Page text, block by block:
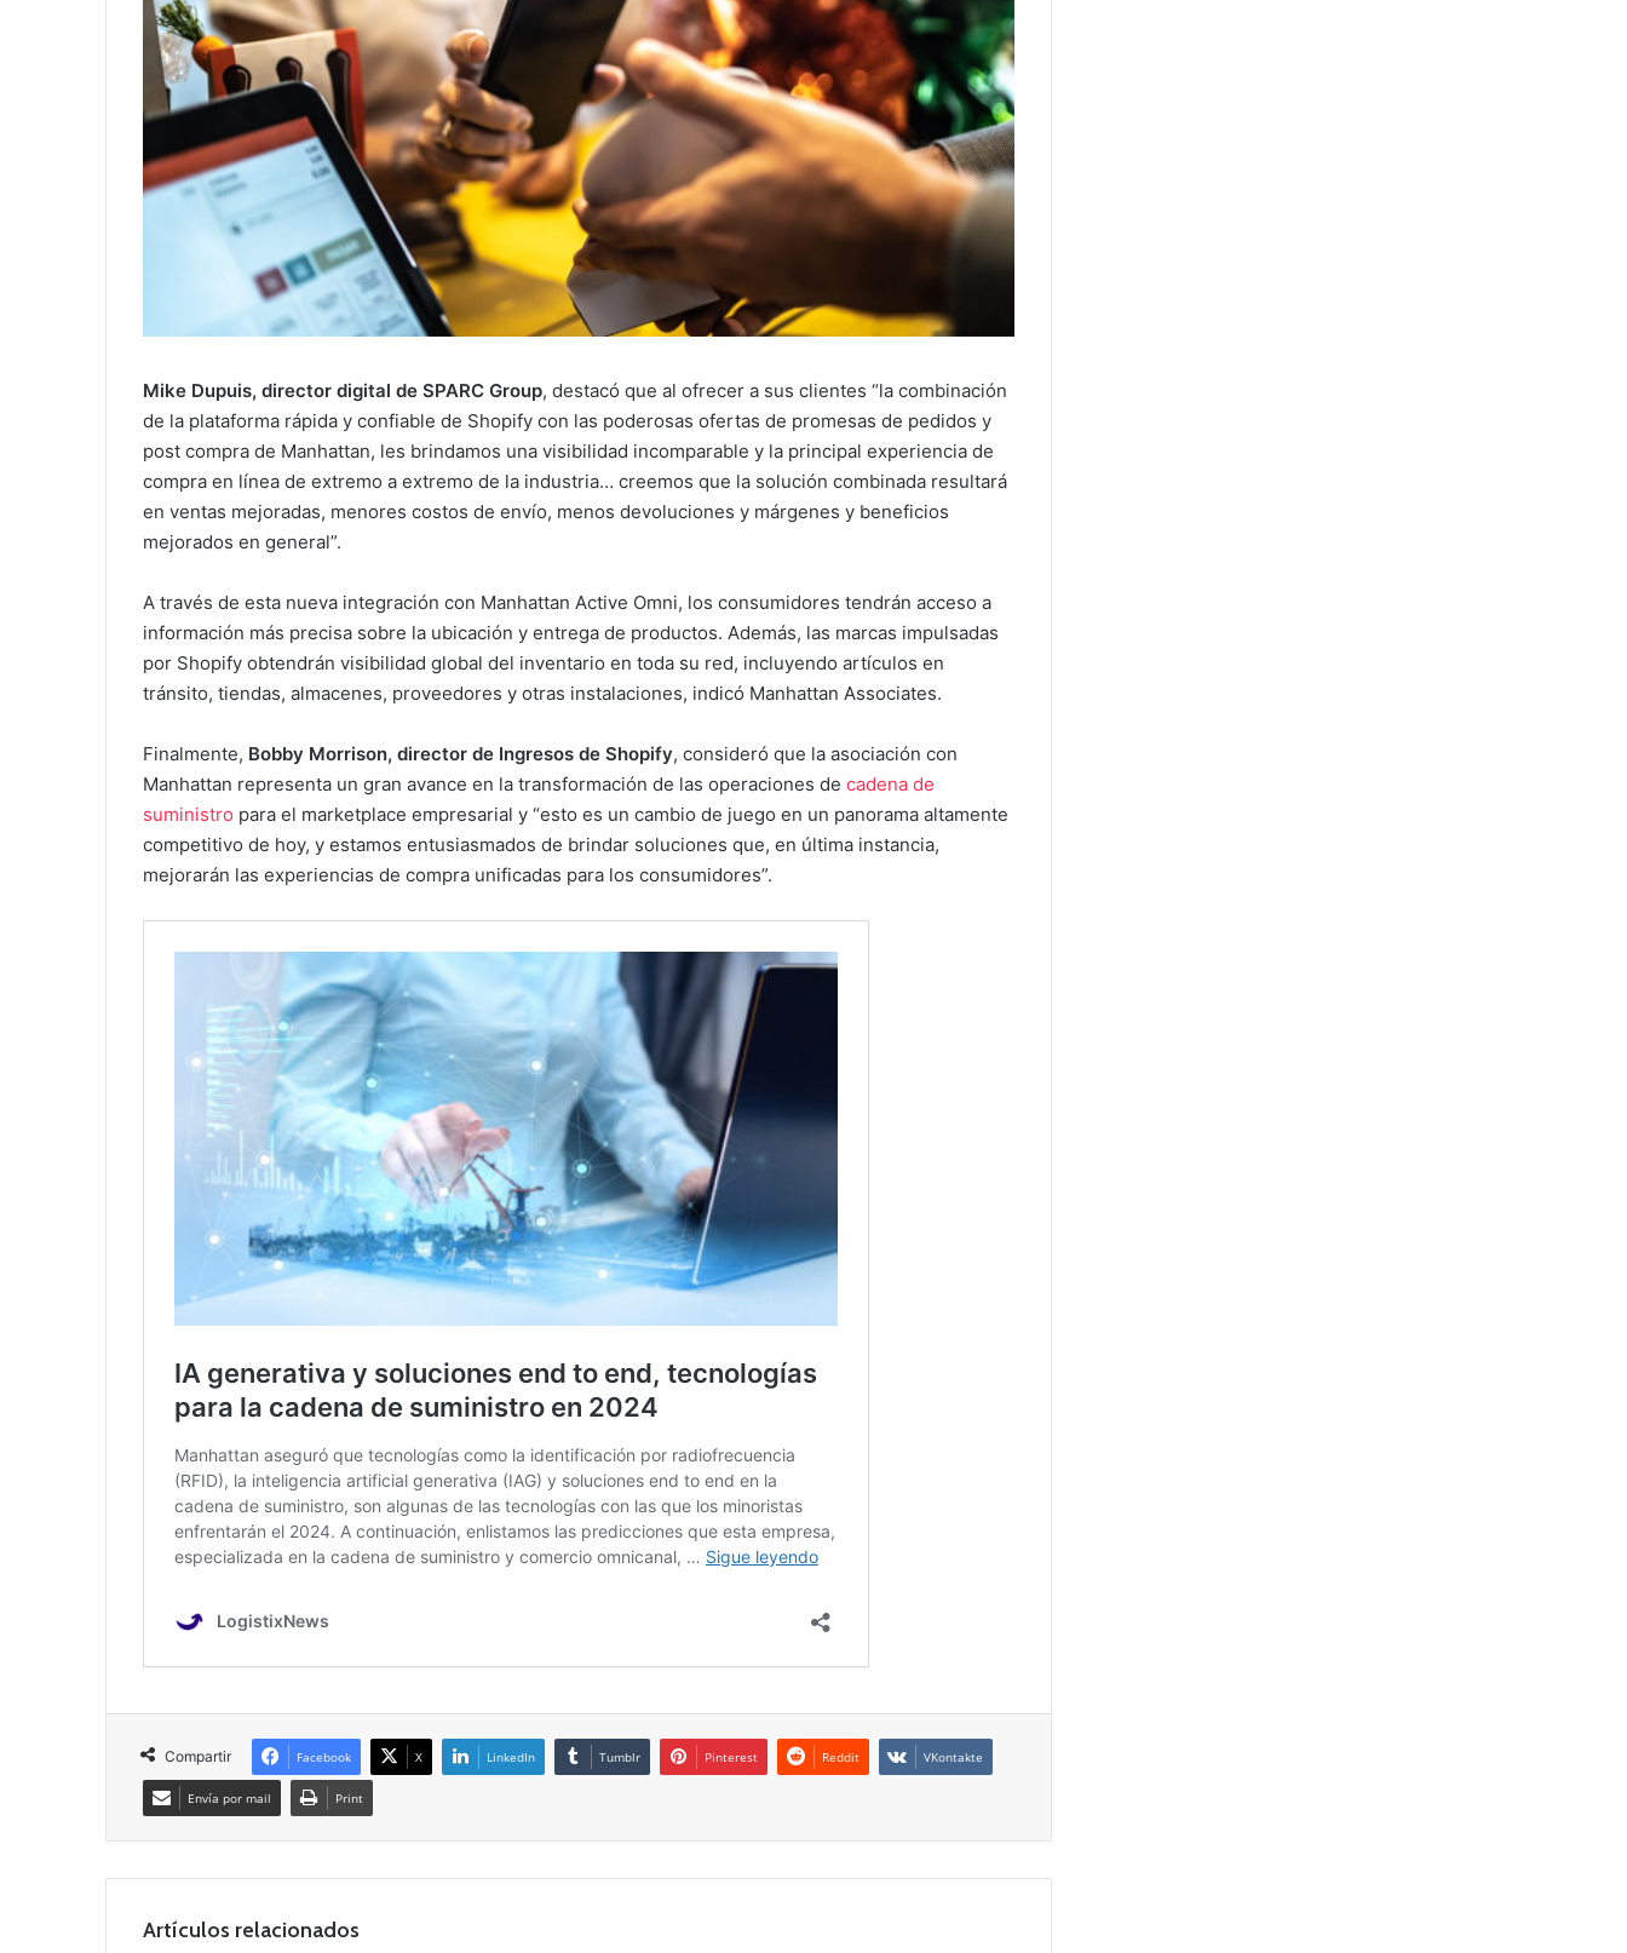
Mike Dupuis, director digital de SPARC Group, destacó que al ofrecer a sus clientes “la combinación
de la plataforma rápida y confiable de Shopify con las poderosas ofertas de promesas de pedidos y
post compra de Manhattan, les brindamos una visibilidad incomparable y la principal experiencia de
compra en línea de extremo a extremo de la industria… creemos que la solución combinada resultará
en ventas mejoradas, menores costos de envío, menos devoluciones y márgenes y beneficios
mejorados en general”.
A través de esta nueva integración con Manhattan Active Omni, los consumidores tendrán acceso a
información más precisa sobre la ubicación y entrega de productos. Además, las marcas impulsadas
por Shopify obtendrán visibilidad global del inventario en toda su red, incluyendo artículos en
tránsito, tiendas, almacenes, proveedores y otras instalaciones, indicó Manhattan Associates.
Finalmente, Bobby Morrison, director de Ingresos de Shopify, consideró que la asociación con
Manhattan representa un gran avance en la transformación de las operaciones de cadena de
suministro para el marketplace empresarial y “esto es un cambio de juego en un panorama altamente
competitivo de hoy, y estamos entusiasmados de brindar soluciones que, en última instancia,
mejorarán las experiencias de compra unificadas para los consumidores”.
Compartir Facebook X LinkedIn Tumblr Pinterest Reddit VKontakte
Envía por mail Print
Artículos relacionados